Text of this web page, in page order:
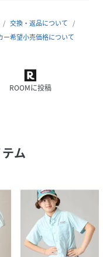
交換・返品について
ー希望小売価格について
ROOMに投稿
ム